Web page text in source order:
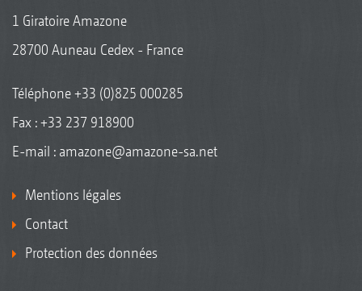
1 Giratoire Amazone
28700 Auneau Cedex - France
Téléphone+33 (0)825 000285
Fax : +33 237 918900
E-mail : amazone@amazone-sa.net
Mentions légales
Contact
Protection des données